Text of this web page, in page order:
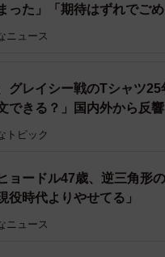
った」「期待はずれでごめ
ニュース
グレイシー戦のTシャツ
できる？」国内外から反響
トピック
ョードル47歳、逆三角形
役時代よりやせてる」
ニュース